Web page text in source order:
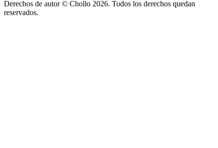
Derechos de autor © Chollo 2026. Todos los derechos quedan
reservados.